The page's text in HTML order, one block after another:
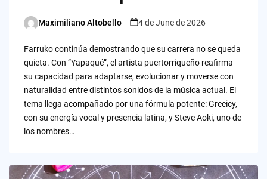
Posted
Maximiliano Altobello 4 de June de 2026
Farruko continúa demostrando que su carrera no se queda
quieta. Con “Yapaqué”, el artista puertorriqueño reafirma
su capacidad para adaptarse, evolucionar y moverse con
naturalidad entre distintos sonidos de la música actual. El
tema llega acompañado por una fórmula potente: Greeicy,
con su energía vocal y presencia latina, y Steve Aoki, uno de
los nombres…